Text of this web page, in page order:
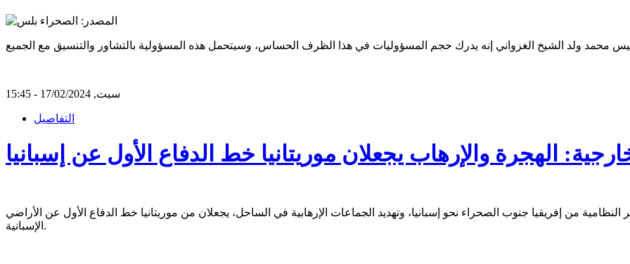
سبت, 17/02/2024 - 15:45
التفاصيل
الهجرة والإرهاب يجعلان موريتانيا خط الدفاع الأول عن إسبانيا
من إفريقيا جنوب الصحراء نحو إسبانيا، وتهديد الجماعات الإرهابية في الساحل، يجعلان من موريتانيا خط الدفاع الأول عن الأراضي
الإسبانية.